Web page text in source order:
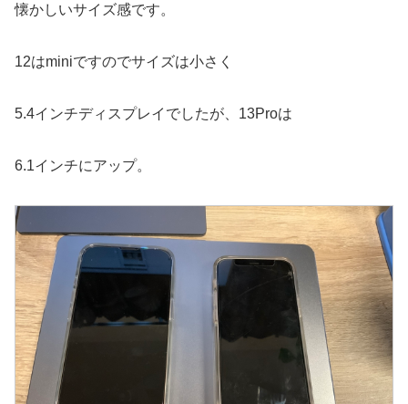
懐かしいサイズ感です。
12はminiですのでサイズは小さく
5.4インチディスプレイでしたが、13Proは
6.1インチにアップ。